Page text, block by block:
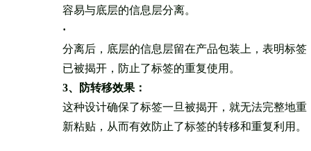
容易与底层的信息层分离。
·
分离后，底层的信息层留在产品包装上，表明标签
已被揭开，防止了标签的重复使用。
3、防转移效果：
这种设计确保了标签一旦被揭开，就无法完整地重
新粘贴，从而有效防止了标签的转移和重复利用。